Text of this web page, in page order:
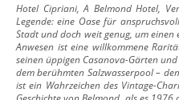
Hotel Cipriani, A Belmond Hotel,
Legende: eine Oase für
Stadt und doch weit genug, um einen
Anwesen ist eine willkommene
seinen üppigen Casanova-Gärten
dem berühmten Salzwasserpool –
ist ein Wahrzeichen des Vintage-